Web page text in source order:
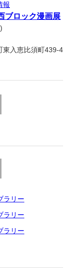
報
ブロック漫画展
東入恵比須町439-4
ラリー
ラリー
ラリー